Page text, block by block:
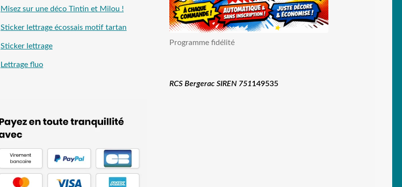
Misez sur une déco Tintin et Milou !
Sticker lettrage écossais motif tartan
Sticker lettrage
Lettrage fluo
Programme fidélité
RCS Bergerac SIREN 751149535